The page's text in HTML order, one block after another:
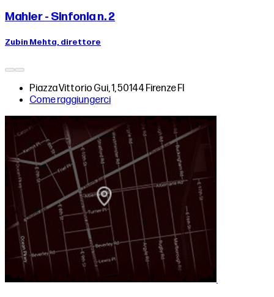
Mahler - Sinfonia n. 2
Zubin Mehta, direttore
Piazza Vittorio Gui, 1, 50144 Firenze FI
Come raggiungerci